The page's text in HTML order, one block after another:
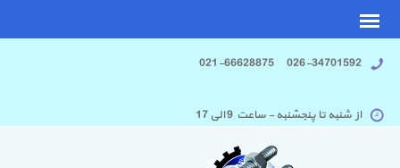
026-34701592 021-66628875
از شنبه تا پنجشنبه - ساعت 9 الی 17